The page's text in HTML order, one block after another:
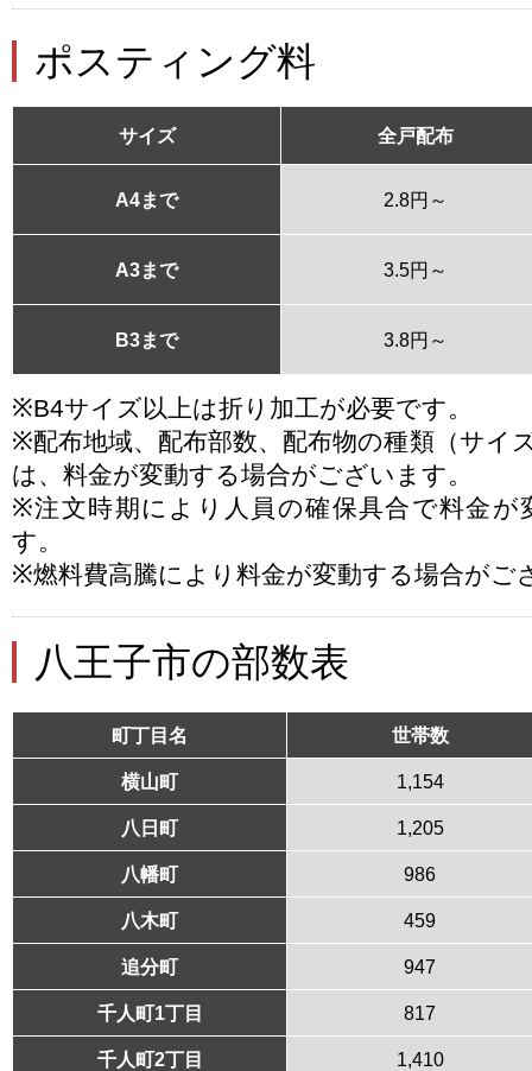
ポスティング料
サイズ 全戸配布
A4まで 2.8円～
A3まで 3.5円～
B3まで 3.8円～
※B4サイズ以上は折り加工が必要です。
※配布地域、配布部数、配布物の種類（サイ
は、料金が変動する場合がございます。
※注文時期により人員の確保具合で料金が
す。
※燃料費高騰により料金が変動する場合がご
八王子市の部数表
町丁目名 世帯数
横山町 1,154
八日町 1,205
八幡町 986
八木町 459
追分町 947
千人町1丁目 817
千人町2丁目 1,410